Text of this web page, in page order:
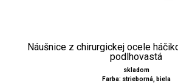
Náušnice z chirurgickej ocele
podlhovastá
skladom
Farba: strieborná, biela